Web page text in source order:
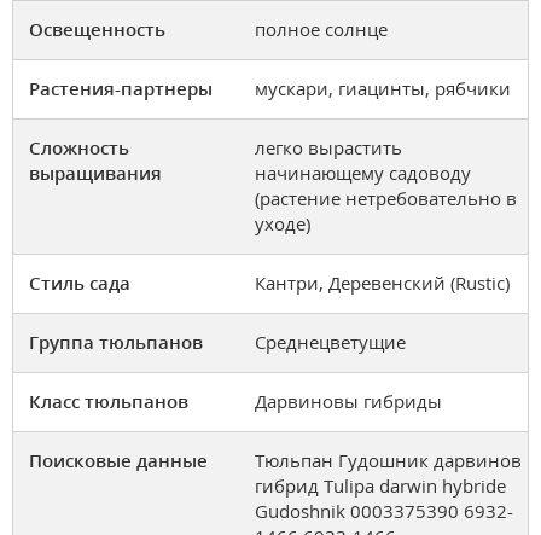
Освещенность полное солнце
Растения-партнеры мускари, гиацинты, рябчики
Сложность
выращивания
легко вырастить
начинающему садоводу
(растение нетребовательно в
уходе)
Стиль сада Кантри, Деревенский (Rustic)
Группа тюльпанов Среднецветущие
Класс тюльпанов Дарвиновы гибриды
Поисковые данные
Тюльпан Гудошник дарвинов
гибрид Tulipa darwin hybride
Gudoshnik 0003375390 6932-